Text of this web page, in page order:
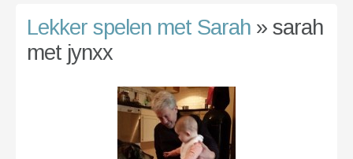
Lekker spelen met Sarah» sarah
met jynxx